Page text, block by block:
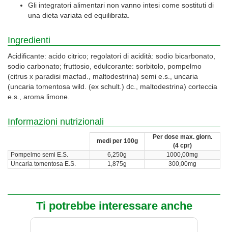
Gli integratori alimentari non vanno intesi come sostituti di
una dieta variata ed equilibrata.
Ingredienti
Acidificante: acido citrico; regolatori di acidità: sodio bicarbonato,
sodio carbonato; fruttosio, edulcorante: sorbitolo, pompelmo
(citrus x paradisi macfad., maltodestrina) semi e.s., uncaria
(uncaria tomentosa wild. (ex schult.) dc., maltodestrina) corteccia
e.s., aroma limone.
Informazioni nutrizionali
medi per 100g
Per dose max. giorn.
(4 cpr)
Pompelmo semi E.S.
6,250g
1000,00mg
Uncaria tomentosa E.S.
1,875g 300,00mg
Ti potrebbe interessare anche